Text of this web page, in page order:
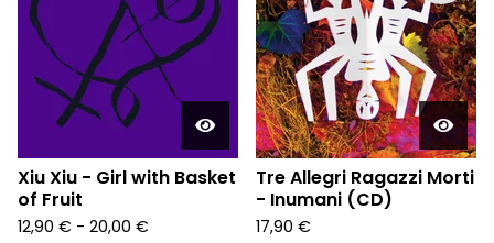
Xiu Xiu - Girl with Basket
of Fruit
12,90 € - 20,00 €
Tre Allegri Ragazzi Morti
- Inumani (CD)
17,90 €